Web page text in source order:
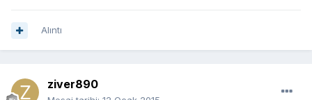
Alıntı
ziver890